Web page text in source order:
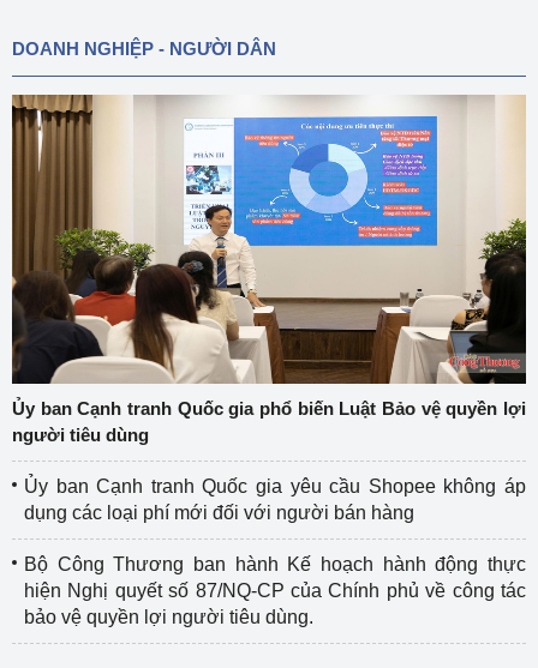
DOANH NGHIỆP - NGƯỜI DÂN
Ủy ban Cạnh tranh Quốc gia phổ biến Luật Bảo vệ quyền lợi
người tiêu dùng
Ủy ban Cạnh tranh Quốc gia yêu cầu Shopee không áp
dụng các loại phí mới đối với người bán hàng
Bộ Công Thương ban hành Kế hoạch hành động thực
hiện Nghị quyết số 87/NQ-CP của Chính phủ về công tác
bảo vệ quyền lợi người tiêu dùng.